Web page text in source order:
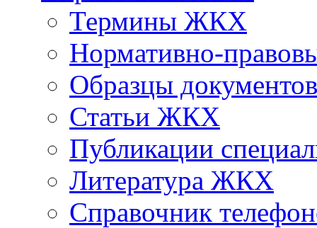
Термины ЖКХ
Нормативно-
Образцы документов
Статьи ЖКХ
Публикации
Литература ЖКХ
Справочник